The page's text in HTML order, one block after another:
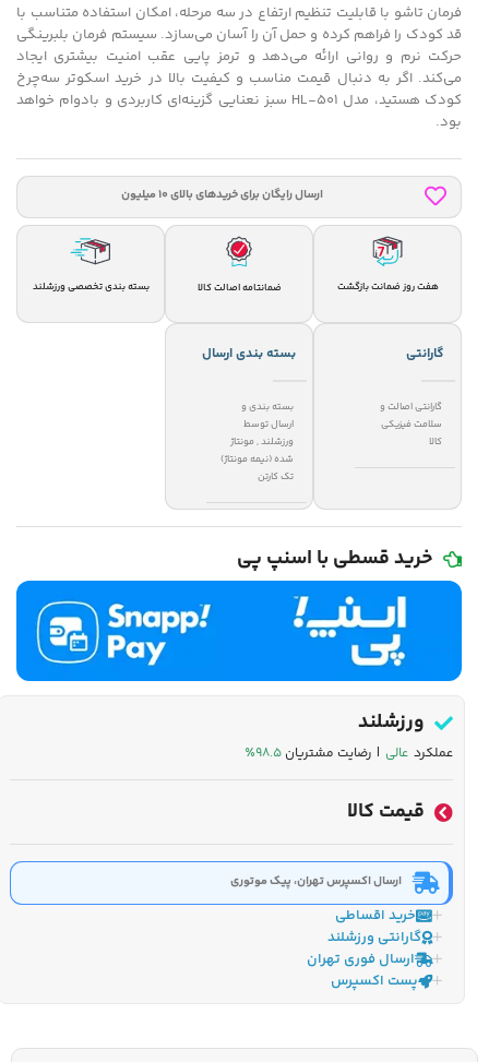
فرمان تاشو با قابلیت تنظیم ارتفاع در سه مرحله، امکان استفاده متناسب با
قد کودک را فراهم کرده و حمل آن را آسان می‌سازد. سیستم فرمان بلبرینگی
حرکت نرم و روانی ارائه می‌دهد و ترمز پایی عقب امنیت بیشتری ایجاد
می‌کند. اگر به دنبال قیمت مناسب و کیفیت بالا در خرید اسکوتر سه‌چرخ
کودک هستید، مدل HL-501 سبز نعنایی گزینه‌ای کاربردی و بادوام خواهد
بود.
ارسال رایگان برای خریدهای بالای 10 میلیون
هفت روز ضمانت بازگشت ضمانتامه اصالت کالا بسته بندی تخصصی ورزشلند
گارانتی
گارانتی اصالت و
سلامت فیزیکی
کالا
بسته بندی ارسال
بسته بندی و
ارسال توسط
ورزشلند, مونتاژ
شده (نیمه مونتاژ)
تک کارتن
خرید قسطی با اسنپ پی
ورزشلند
عملکرد عالی | رضایت مشتریان ۹۸.۵٪
قیمت کالا
ارسال اکسپرس تهران، پیک موتوری
خرید اقساطی
گارانتی ورزشلند
ارسال فوری تهران
پست اکسپرس